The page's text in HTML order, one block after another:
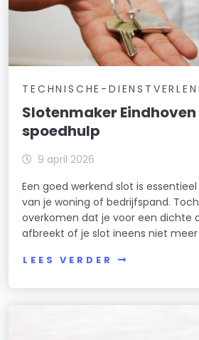
TECHNISCHE-
Slotenmaker
spoedhulp
9 april 2026
Een goed werkend slot is
van je woning of bedrijfspand.
overkomen dat je voor een dichte
afbreekt of je slot ineens niet
LEES VERDER